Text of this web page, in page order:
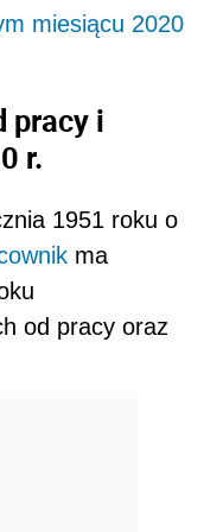
miesiącu 2020
pracy i
r.
1951 roku o
ma
od pracy oraz